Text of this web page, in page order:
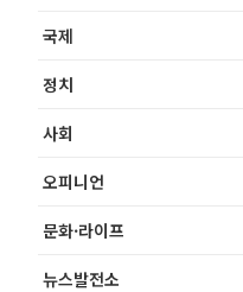
국제
정치
사회
오피니언
문화·라이프
뉴스발전소